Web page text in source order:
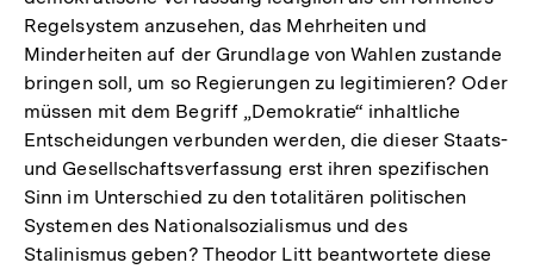
Regelsystem anzusehen, das Mehrheiten und
Minderheiten auf der Grundlage von Wahlen zustande
bringen soll, um so Regierungen zu legitimieren? Oder
müssen mit dem Begriff „Demokratie“ inhaltliche
Entscheidungen verbunden werden, die dieser Staats-
und Gesellschaftsverfassung erst ihren spezifischen
Sinn im Unterschied zu den totalitären politischen
Systemen des Nationalsozialismus und des
Stalinismus geben? Theodor Litt beantwortete diese